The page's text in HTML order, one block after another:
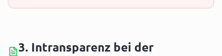
3. Intransparenz bei der